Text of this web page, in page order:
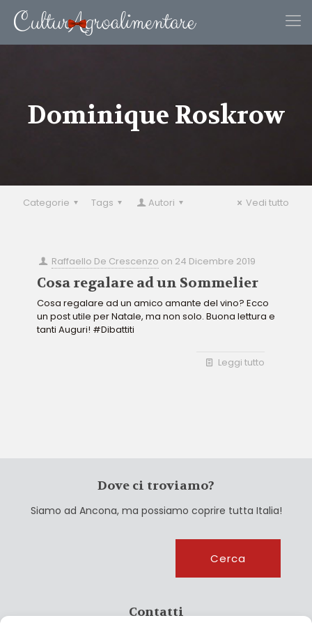
Dominique Roskrow
Categorie Tags Autori Vedi tutto
Raffaello De Crescenzo on 24 Dicembre 2019
Cosa regalare ad un Sommelier
Cosa regalare ad un amico amante del vino? Ecco
un post utile per Natale, ma non solo. Buona lettura e
tanti Auguri! #Dibattiti
Leggi tutto
Dove ci troviamo?
Siamo ad Ancona, ma possiamo coprire tutta Italia!
Cerca
Contatti